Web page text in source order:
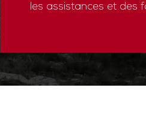
les assistances et des